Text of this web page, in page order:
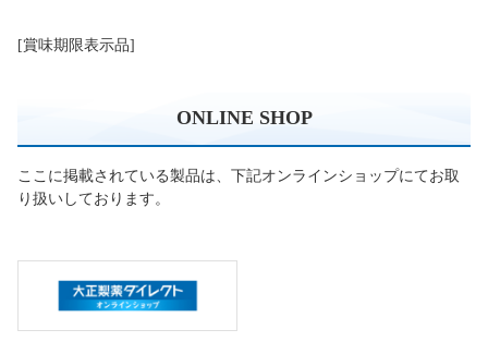
[賞味期限表示品]
ONLINE SHOP
ここに掲載されている製品は、下記オンラインショップにてお取
り扱いしております。